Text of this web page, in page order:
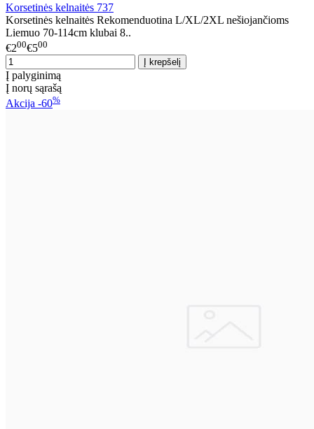
Korsetinės kelnaitės 737
Korsetinės kelnaitės Rekomenduotina L/XL/2XL nešiojančioms
Liemuo 70-114cm klubai 8..
€200€500
Į palyginimą
Į norų sąrašą
Akcija -60%